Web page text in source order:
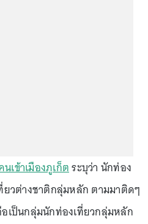
เข้าเมืองภูเก็ตระบุว่า นักท่อง
ยวต่างชาติกลุ่มหลัก ตามมาติดๆ
เป็นกลุ่มนักท่องเที่ยวกลุ่มหลัก